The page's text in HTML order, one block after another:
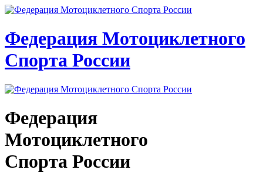
Федерация Мотоциклетного
Спорта России
Федерация
Мотоциклетного
Спорта России